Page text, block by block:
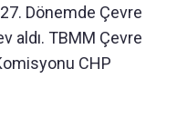
Dönemde Çevre
aldı. TBMM Çevre
CHP